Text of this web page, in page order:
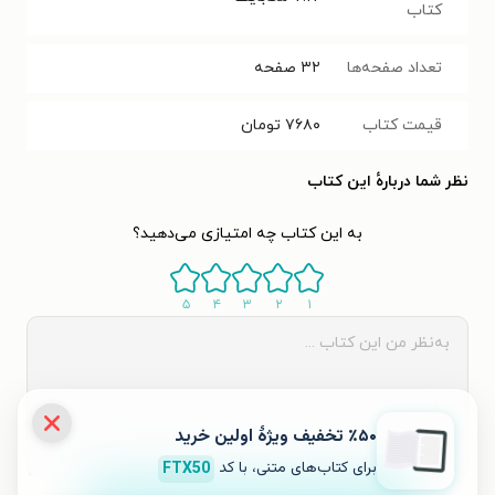
کتاب
تعداد صفحه‌ها ۳۲ صفحه
قیمت کتاب ۷۶۸۰ تومان
نظر شما دربارهٔ این کتاب
به این کتاب چه امتیازی می‌دهید؟
۱ ۲ ۳ ۴ ۵
٪۵۰ تخفیف ویژۀ اولین خرید
برای کتاب‌های متنی، با کد FTX50